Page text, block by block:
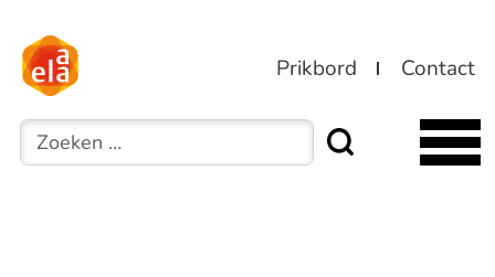
Prikbord Contact
Zoeken